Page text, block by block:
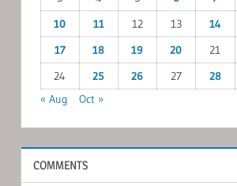
10
11 12 13 14
17
18 19 20 21
24
25 26 27 28
« Aug
Oct »
COMMENTS